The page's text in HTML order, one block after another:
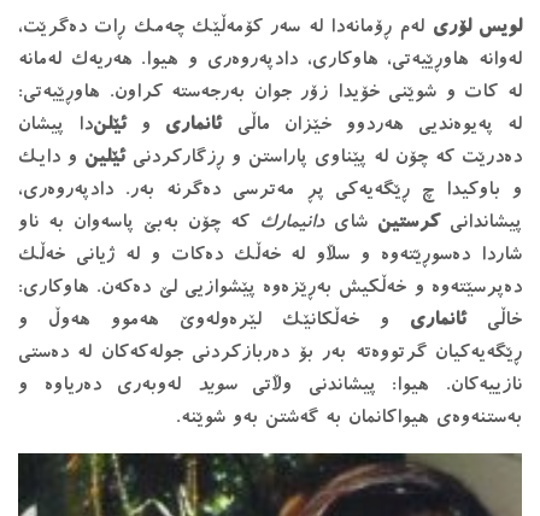
لویس لۆری لەم ڕۆمانەدا لە سەر کۆمەڵێک چەمک ڕات دەگرێت،
لەوانە هاوڕێیەتی، هاوکاری، دادپەروەری و هیوا. هەریەک لەمانە
لە کات و شوێنی خۆیدا زۆر جوان بەرجەستە کراون. هاوڕێیەتی:
لە پەیوەندیی هەردوو خێزان ماڵیئانماری وئێلن‌دا پیشان
دەدرێت کە چۆن لە پێناوی پاراستن و ڕزگارکردنیئێلین و دایک
و باوکیدا چ ڕێگەیەکی پڕ مەترسی دەگرنە بەر. دادپەروەری،
پیشاندانیکرستین شایدانیمارک کە چۆن بەبێ پاسەوان بە ناو
شاردا دەسوڕێتەوە و سڵاو لە خەڵک دەکات و لە ژیانی خەڵک
دەپرسێتەوە و خەڵکیش بەڕێزەوە پێشوازیی لێ دەکەن. هاوکاری:
خاڵیئانماری و خەڵکانێک لێرەولەوێ هەموو هەوڵ و
ڕێگەیەکیان گرتووەتە بەر بۆ دەربازکردنی جولەکەکان لە دەستی
نازییەکان. هیوا: پیشاندنی وڵاتیسوید لەوبەری دەریاوە و
بەستنەوەی هیواکانمان بە گەشتن بەو شوێنە.